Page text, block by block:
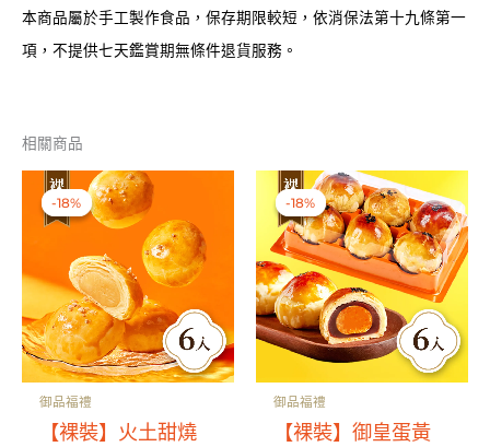
本商品屬於手工製作食品，保存期限較短，依消保法第十九條第一
項，不提供七天鑑賞期無條件退貨服務。
相關商品
-18%
-18%
御品福禮
【裸裝】火土甜燒
-18%
-18%
御品福禮
【裸裝】御皇蛋黃